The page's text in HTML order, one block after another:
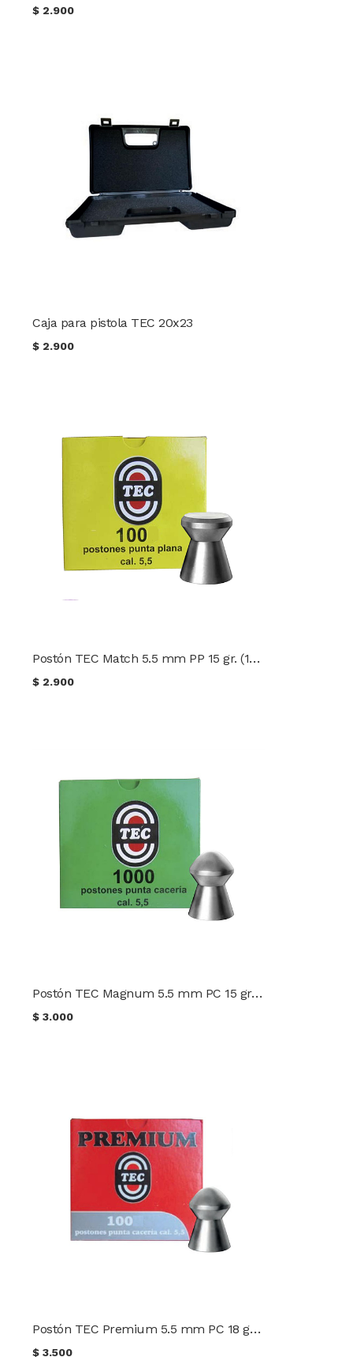
$ 2.900
Caja para pistola TEC 20x23
$ 2.900
Postón TEC Match 5.5 mm PP 15 gr. (100 uds.)
$ 2.900
Postón TEC Magnum 5.5 mm PC 15 gr. (100 uds.)
$3.000
Postón TEC Premium 5.5 mm PC 18 gr. (100 uds.)
$3.500